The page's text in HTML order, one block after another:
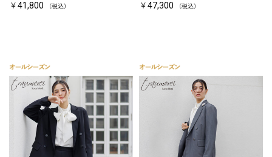
￥41,800 （税込） ￥47,300 （税込）